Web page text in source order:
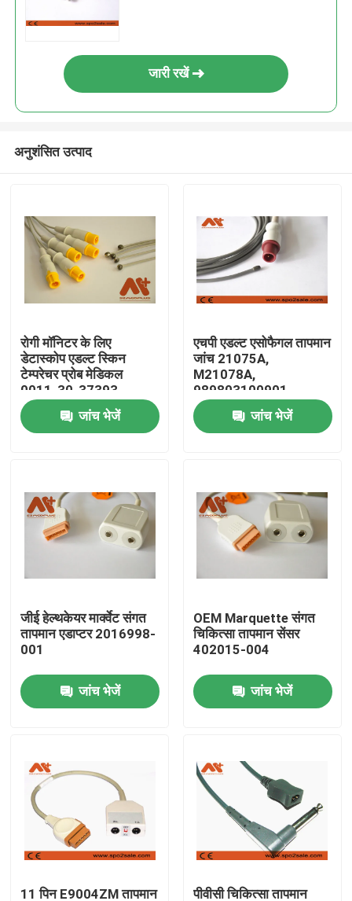
उत्पाद
हमारे बारे में
गुणवत्ता नियंत्रण
हमसे संपर्क करें
ईसीजी रोगी केबल
रोगी मॉनिटर केबल
पुन: प्रयोज्य खराब 2 सेंसर
जारी रखें
अनुशंसित उत्पाद
रोगी मॉनिटर के लिए
डेटास्कोप एडल्ट स्किन
टेम्परेचर प्रोब मेडिकल
0011-30-37393
जांच भेजें
एचपी एडल्ट एसोफैगल तापमान
जांच 21075A,
M21078A,
989803100901,
989803203581
जांच भेजें
जीई हेल्थकेयर मार्क्वेट संगत
तापमान एडाप्टर 2016998-
001
जांच भेजें
OEM Marquette संगत
चिकित्सा तापमान सेंसर
402015-004
जांच भेजें
11 पिन E9004ZM तापमान पीवीसी चिकित्सा तापमान